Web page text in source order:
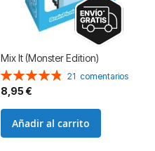
Mix It (Monster Edition)
Valoración:
96%
21 comentarios
8,95 €
Añadir al carrito